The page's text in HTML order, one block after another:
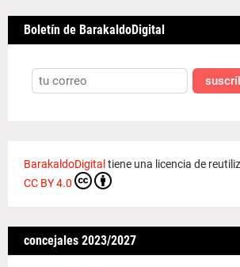
Boletín de BarakaldoDigital
BarakaldoDigital tiene una licencia de
CC BY 4.0
concejales 2023/2027